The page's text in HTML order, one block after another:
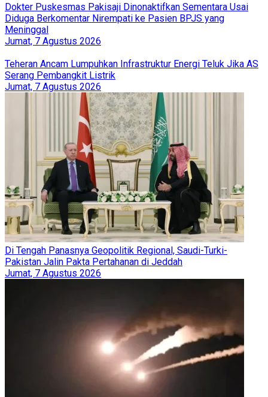
Dokter Puskesmas Pakisaji Dinonaktifkan Sementara Usai
Diduga Berkomentar Nirempati ke Pasien BPJS yang
Meninggal
Jumat, 7 Agustus 2026
Teheran Ancam Lumpuhkan Infrastruktur Energi Teluk Jika AS
Serang Pembangkit Listrik
Jumat, 7 Agustus 2026
Di Tengah Panasnya Geopolitik Regional, Saudi-Turki-
Pakistan Jalin Pakta Pertahanan di Jeddah
Jumat, 7 Agustus 2026